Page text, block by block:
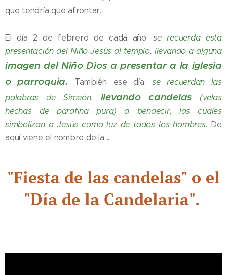
que tendría que afrontar.
El día 2 de febrero de cada año,se recuerda esta
presentación del Niño Jesús al templo, llevando a alguna
imagen del Niño Dios a presentar a la iglesia
o parroquia.
También ese día,se recuerdan las
palabras de Simeón, llevando candelas (velas
hechas de parafina pura) a bendecir, las cuales
simbolizan a Jesús como luz de todos los hombres. De
aquí viene el nombre de la ...
"Fiesta de las candelas" o el
"Día de la Candelaria".